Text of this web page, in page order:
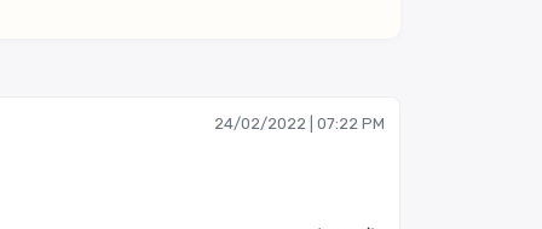
24/02/2022 | 07:22 PM